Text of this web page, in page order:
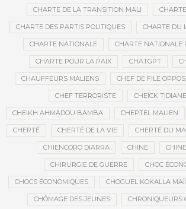
CHARTE DE LA TRANSITION MALI
CHARTE DES PARTIS POLITIQUES CHARTE DU
CHARTE NATIONALE CHARTE NATIONALE
CHARTE POUR LA PAIX CHATGPT
CHAUFFEURS MALIENS CHEF DE FILE
CHEF TERRORISTE CHEICK
CHEIKH AHMADOU BAMBA CHEPTEL MALIEN
CHERTÉ CHERTÉ DE LA VIE CHERTÉ DU
CHIENCORO DIARRA CHINE
CHIRURGIE DE GUERRE CHOC
CHOCS ÉCONOMIQUES CHOGUEL KOKALLA
CHÔMAGE DES JEUNES CHRONIQUEURS